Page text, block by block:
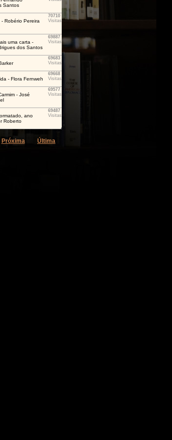
Santos
Robério Pereira
70710
Visitas
uma carta -
dos Santos
69887
Visitas
69683
Visitas
- Flora Fernweh
69668
Visitas
- José
69577
Visitas
ano
Roberto
69487
Visitas
Próxima Última